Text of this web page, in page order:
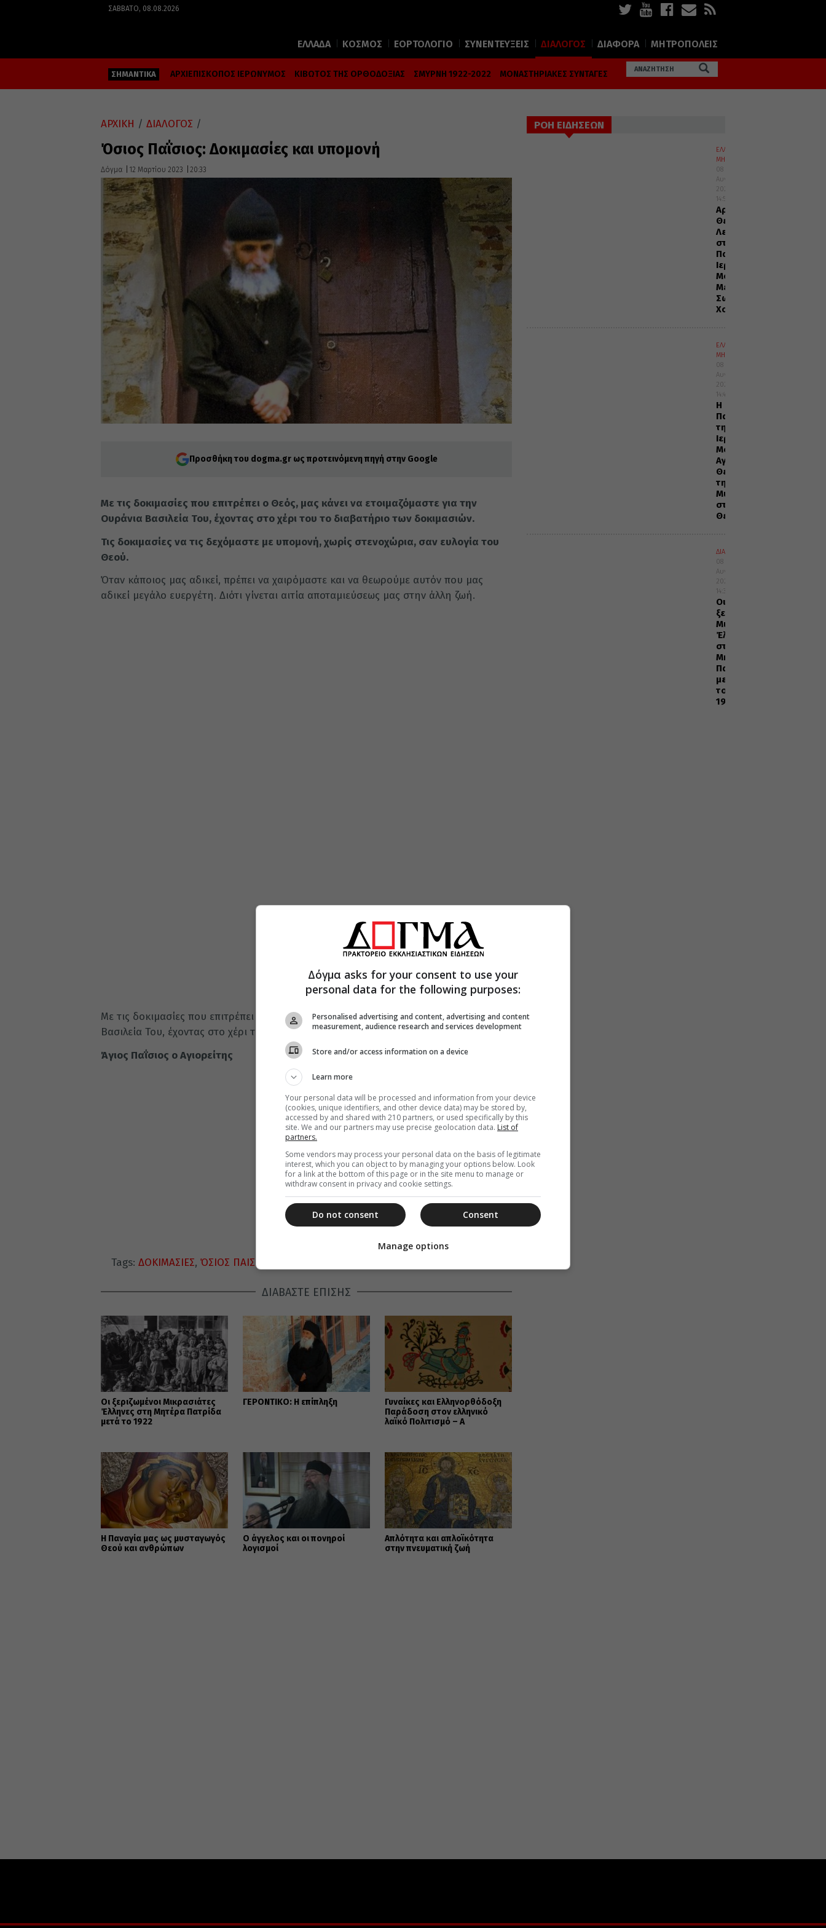
ΣΆΒΒΑΤΟ, 08.08.2026
ΕΛΛΑΔΑ ΚΟΣΜΟΣ ΕΟΡΤΟΛΟΓΙΟ ΣΥΝΕΝΤΕΥΞΕΙΣ ΔΙΑΛΟΓΟΣ ΔΙΑΦΟΡΑ ΜΗΤΡΟΠΟΛΕΙΣ
ΣΗΜΑΝΤΙΚΑ ΑΡΧΙΕΠΙΣΚΟΠΟΣ ΙΕΡΩΝΥΜΟΣ ΚΙΒΩΤΟΣ ΤΗΣ ΟΡΘΟΔΟΞΙΑΣ ΣΜΥΡΝΗ 1922-2022 ΜΟΝΑΣΤΗΡΙΑΚΕΣ ΣΥΝΤΑΓΕΣ
ΑΡΧΙΚΗ / ΔΙΑΛΟΓΟΣ /
Όσιος Παΐσιος: Δοκιμασίες και υπομονή
Δόγμα 12 Μαρτίου 2023 20:33
Προσθήκη του dogma.gr ως προτεινόμενη πηγή στην Google
Με τις δοκιμασίες που επιτρέπει ο Θεός, μας κάνει να ετοιμαζόμαστε για την
Ουράνια Βασιλεία Του, έχοντας στο χέρι του το διαβατήριο των δοκιμασιών.
Τις δοκιμασίες να τις δεχόμαστε με υπομονή, χωρίς στενοχώρια, σαν ευλογία του
Θεού.
Όταν κάποιος μας αδικεί, πρέπει να χαιρόμαστε και να θεωρούμε αυτόν που μας
αδικεί μεγάλο ευεργέτη. Διότι γίνεται αιτία αποταμιεύσεως μας στην άλλη ζωή.
Με τις δοκιμασίες που επιτρέπει ο Θεός, μας κάνει να ετοιμαζόμαστε για την Ουράνια
Βασιλεία Του, έχοντας στο χέρι του το διαβατήριο των δοκιμασιών.
Άγιος Παΐσιος ο Αγιορείτης
Tags: ΔΟΚΙΜΑΣΙΕΣ, ΌΣΙΟΣ ΠΑΙΣΙΟΣ Ο ΑΓΙΟΡΕΙΤΗΣ
ΔΙΑΒΑΣΤΕ ΕΠΙΣΗΣ
Οι ξεριζωμένοι Μικρασιάτες
Έλληνες στη Μητέρα Πατρίδα
μετά το 1922
ΓΕΡΟΝΤΙΚΟ: Η επίπληξη
Γυναίκες και Ελληνορθόδοξη
Παράδοση στον ελληνικό
λαϊκό Πολιτισμό – Α΄
Η Παναγία μας ως μυσταγωγός
Θεού και ανθρώπων
Ο άγγελος και οι πονηροί
λογισμοί
Απλότητα και απλοϊκότητα
στην πνευματική ζωή
ΡΟΗ ΕΙΔΗΣΕΩΝ
ΕΛΛΑΔΑ
ΜΗΤΡΟΠΟΛΕΙΣ
08
Αυγούστου
2026
14:55
Αρχιερατική
Θεία
Λειτουργία
στην
Πανηγυρίζουσα
Ιερά
Μονή
Μεταμορφώσεως
Σωτήρος
Χορτιάτη
ΕΛΛΑΔΑ
ΜΗΤΡΟΠΟΛΕΙΣ
08
Αυγούστου
2026
14:47
Η
Πανήγυρις
της
Ιεράς
Μονής
Αγίας
Θεοδώρας
της
Μυροβλύτιδος
στη
Θεσσαλονίκη
ΔΙΑΛΟΓΟΣ
08
Αυγούστου
2026
14:37
Οι
ξεριζωμένοι
Μικρασιάτες
Έλληνες
στη
Μητέρα
Πατρίδα
μετά
το
1922
Δόγμα asks for your consent to use your
personal data for the following purposes:
Personalised advertising and content, advertising and content
measurement, audience research and services development
Store and/or access information on a device
Learn more
Your personal data will be processed and information from your device
(cookies, unique identifiers, and other device data) may be stored by,
accessed by and shared with 210 partners, or used specifically by this
site. We and our partners may use precise geolocation data. List of
partners.
Some vendors may process your personal data on the basis of legitimate
interest, which you can object to by managing your options below. Look
for a link at the bottom of this page or in the site menu to manage or
withdraw consent in privacy and cookie settings.
Consent
Do not consent
Manage options